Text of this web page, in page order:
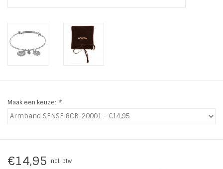
Ohlala Jewels
LIFESTYLE PRODUCTEN
SALE
Maak een keuze: *
€14,95 Incl. btw